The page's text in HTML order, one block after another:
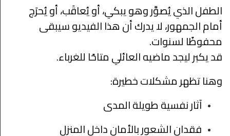
الطفل الذي يُصوَّر وهو يبكي، أو يُعاقَب، أو يُحرَج
أمام الجمهور، لا يدرك أن هذا الفيديو سيبقى
محفوظًا لسنوات.
قد يكبر ليجد ماضيه العائلي متاحًا للغرباء.
وهنا تظهر مشكلات خطيرة:
آثار نفسية طويلة المدى
فقدان الشعور بالأمان داخل المنزل